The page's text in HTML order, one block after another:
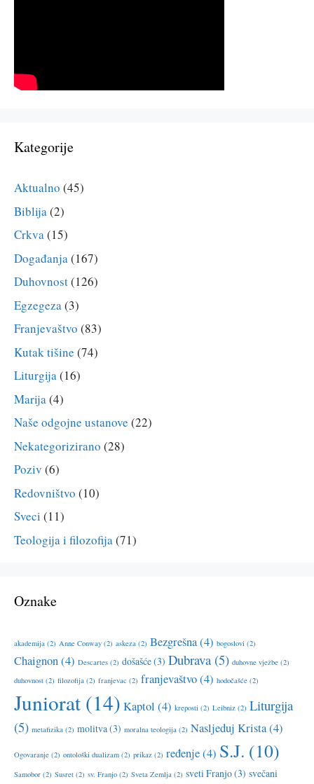
Kategorije
Aktualno (45)
Biblija(2)
Crkva(15)
Događanja(167)
Duhovnost(126)
Egzegeza(3)
Franjevaštvo (83)
Kutak tišine (74)
Liturgija(16)
Marija(4)
Naše odgojne ustanove (22)
Nekategorizirano (28)
Poziv (6)
Redovništvo (10)
Sveci (11)
Teologija i filozofija(71)
Oznake
akademija (2) Anne Conway (2) askeza (2) Bezgrešna(4) bogoslovi (2)
Chaignon(4) Descartes (2) došašće(3) Dubrava (5) duhovne vježbe (2)
duhovnost (2) filozofija (2) franjevac (2) franjevaštvo(4) hodočašće (2)
Juniorat (14) Kaptol (4) kreposti (2) Leibniz (2) Liturgija
(5) metafizika (2) molitva(3) moralna teologija (2) Nasljeduj Krista(4)
Ogovaranje (2) ontološki dualizam (2) prikaz (2) ređenje(4) S.J. (10)
Samobor (2) Susret (2) sv. Franjo (2) Sveta Zemlja (2) sveti Franjo(3) svečani